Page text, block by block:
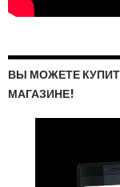
ВЫ МОЖЕТЕ
МАГАЗИНЕ!